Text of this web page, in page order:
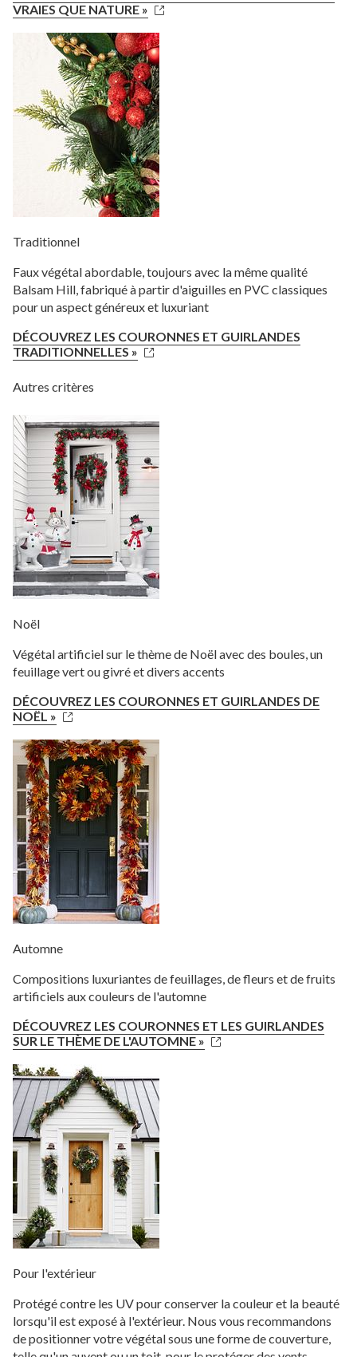
VRAIES QUE NATURE »
Traditionnel
Faux végétal abordable, toujours avec la même qualité
Balsam Hill, fabriqué à partir d'aiguilles en PVC classiques
pour un aspect généreux et luxuriant
DÉCOUVREZ LES COURONNES ET GUIRLANDES
TRADITIONNELLES »
Autres critères
Noël
Végétal artificiel sur le thème de Noël avec des boules, un
feuillage vert ou givré et divers accents
DÉCOUVREZ LES COURONNES ET GUIRLANDES DE
NOËL »
Automne
Compositions luxuriantes de feuillages, de fleurs et de fruits
artificiels aux couleurs de l'automne
DÉCOUVREZ LES COURONNES ET LES GUIRLANDES
SUR LE THÈME DE L'AUTOMNE »
Pour l'extérieur
Protégé contre les UV pour conserver la couleur et la beauté
lorsqu'il est exposé à l'extérieur. Nous vous recommandons
de positionner votre végétal sous une forme de couverture,